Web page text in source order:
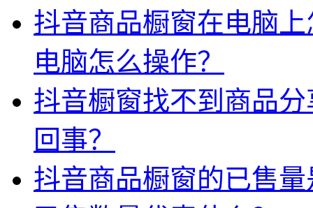
抖音商品橱窗在电脑
电脑怎么操作？
抖音橱窗找不到商品
回事？
抖音商品橱窗的已售